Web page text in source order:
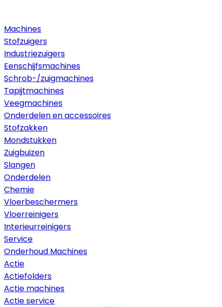
Machines
Stofzuigers
Industriezuigers
Eenschijfsmachines
Schrob-/zuigmachines
Tapijtmachines
Veegmachines
Onderdelen en accessoires
Stofzakken
Mondstukken
Zuigbuizen
Slangen
Onderdelen
Chemie
Vloerbeschermers
Vloerreinigers
Interieurreinigers
Service
Onderhoud Machines
Actie
Actiefolders
Actie machines
Actie service